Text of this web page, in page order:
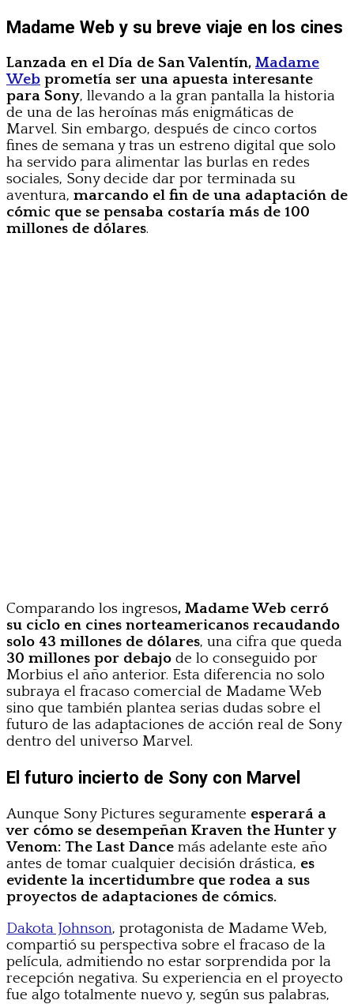
Madame Web y su breve viaje en los cines
Lanzada en el Día de San Valentín, Madame
Web prometía ser una apuesta interesante
para Sony, llevando a la gran pantalla la historia
de una de las heroínas más enigmáticas de
Marvel. Sin embargo, después de cinco cortos
fines de semana y tras un estreno digital que solo
ha servido para alimentar las burlas en redes
sociales, Sony decide dar por terminada su
aventura, marcando el fin de una adaptación de
cómic que se pensaba costaría más de 100
millones de dólares.
Comparando los ingresos, Madame Web cerró
su ciclo en cines norteamericanos recaudando
solo 43 millones de dólares, una cifra que queda
30 millones por debajo de lo conseguido por
Morbius el año anterior. Esta diferencia no solo
subraya el fracaso comercial de Madame Web
sino que también plantea serias dudas sobre el
futuro de las adaptaciones de acción real de Sony
dentro del universo Marvel.
El futuro incierto de Sony con Marvel
Aunque Sony Pictures seguramente esperará a
ver cómo se desempeñan Kraven the Hunter y
Venom: The Last Dance más adelante este año
antes de tomar cualquier decisión drástica, es
evidente la incertidumbre que rodea a sus
proyectos de adaptaciones de cómics.
Dakota Johnson, protagonista de Madame Web,
compartió su perspectiva sobre el fracaso de la
película, admitiendo no estar sorprendida por la
recepción negativa. Su experiencia en el proyecto
fue algo totalmente nuevo y, según sus palabras,